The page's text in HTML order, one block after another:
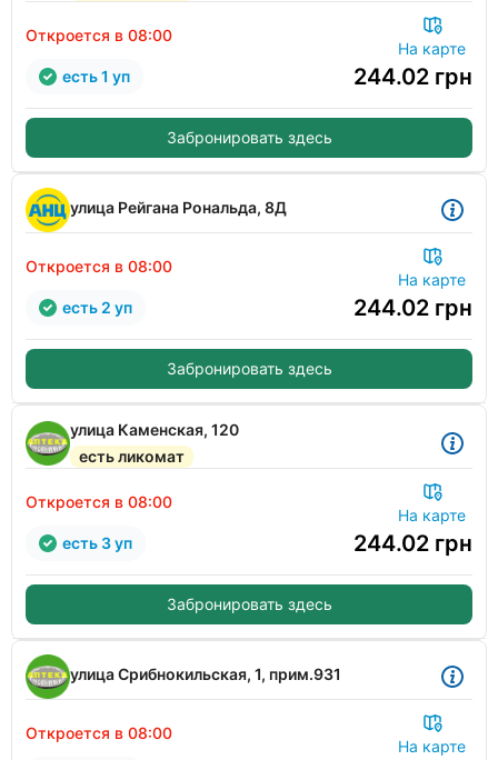
Откроется в 08:00
На карте
244.02 грн
есть 1 уп
Забронировать здесь
улица Рейгана Рональда, 8Д
Откроется в 08:00
На карте
244.02 грн
есть 2 уп
Забронировать здесь
улица Каменская, 120
есть ликомат
Откроется в 08:00
На карте
244.02 грн
есть 3 уп
Забронировать здесь
улица Срибнокильская, 1, прим.931
Откроется в 08:00
На карте